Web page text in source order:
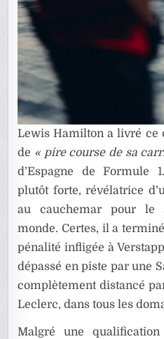
Lewis Hamilton a livré ce
de « pire course de sa
d’Espagne de Formule
plutôt forte, révélatrice
au cauchemar pour le
monde. Certes, il a
pénalité infligée à
dépassé en piste par une
complètement distancé
Leclerc, dans tous les
Malgré une